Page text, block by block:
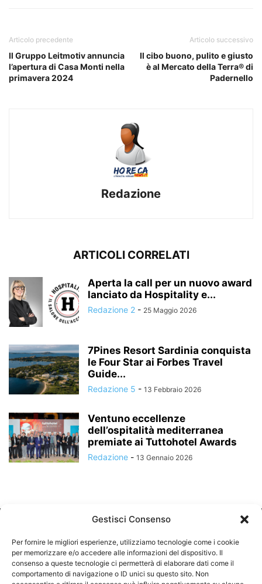
Articolo precedente
Il Gruppo Leitmotiv annuncia
l’apertura di Casa Monti nella
primavera 2024
Articolo successivo
Il cibo buono, pulito e giusto
è al Mercato della Terra® di
Padernello
Redazione
ARTICOLI CORRELATI
Aperta la call per un nuovo award
lanciato da Hospitality e...
Redazione 2 - 25 Maggio 2026
7Pines Resort Sardinia conquista
le Four Star ai Forbes Travel
Guide...
Redazione 5 - 13 Febbraio 2026
Ventuno eccellenze
dell’ospitalità mediterranea
premiate ai Tuttohotel Awards
Redazione - 13 Gennaio 2026
Gestisci Consenso
Per fornire le migliori esperienze, utilizziamo tecnologie come i cookie
per memorizzare e/o accedere alle informazioni del dispositivo. Il
consenso a queste tecnologie ci permetterà di elaborare dati come il
comportamento di navigazione o ID unici su questo sito. Non